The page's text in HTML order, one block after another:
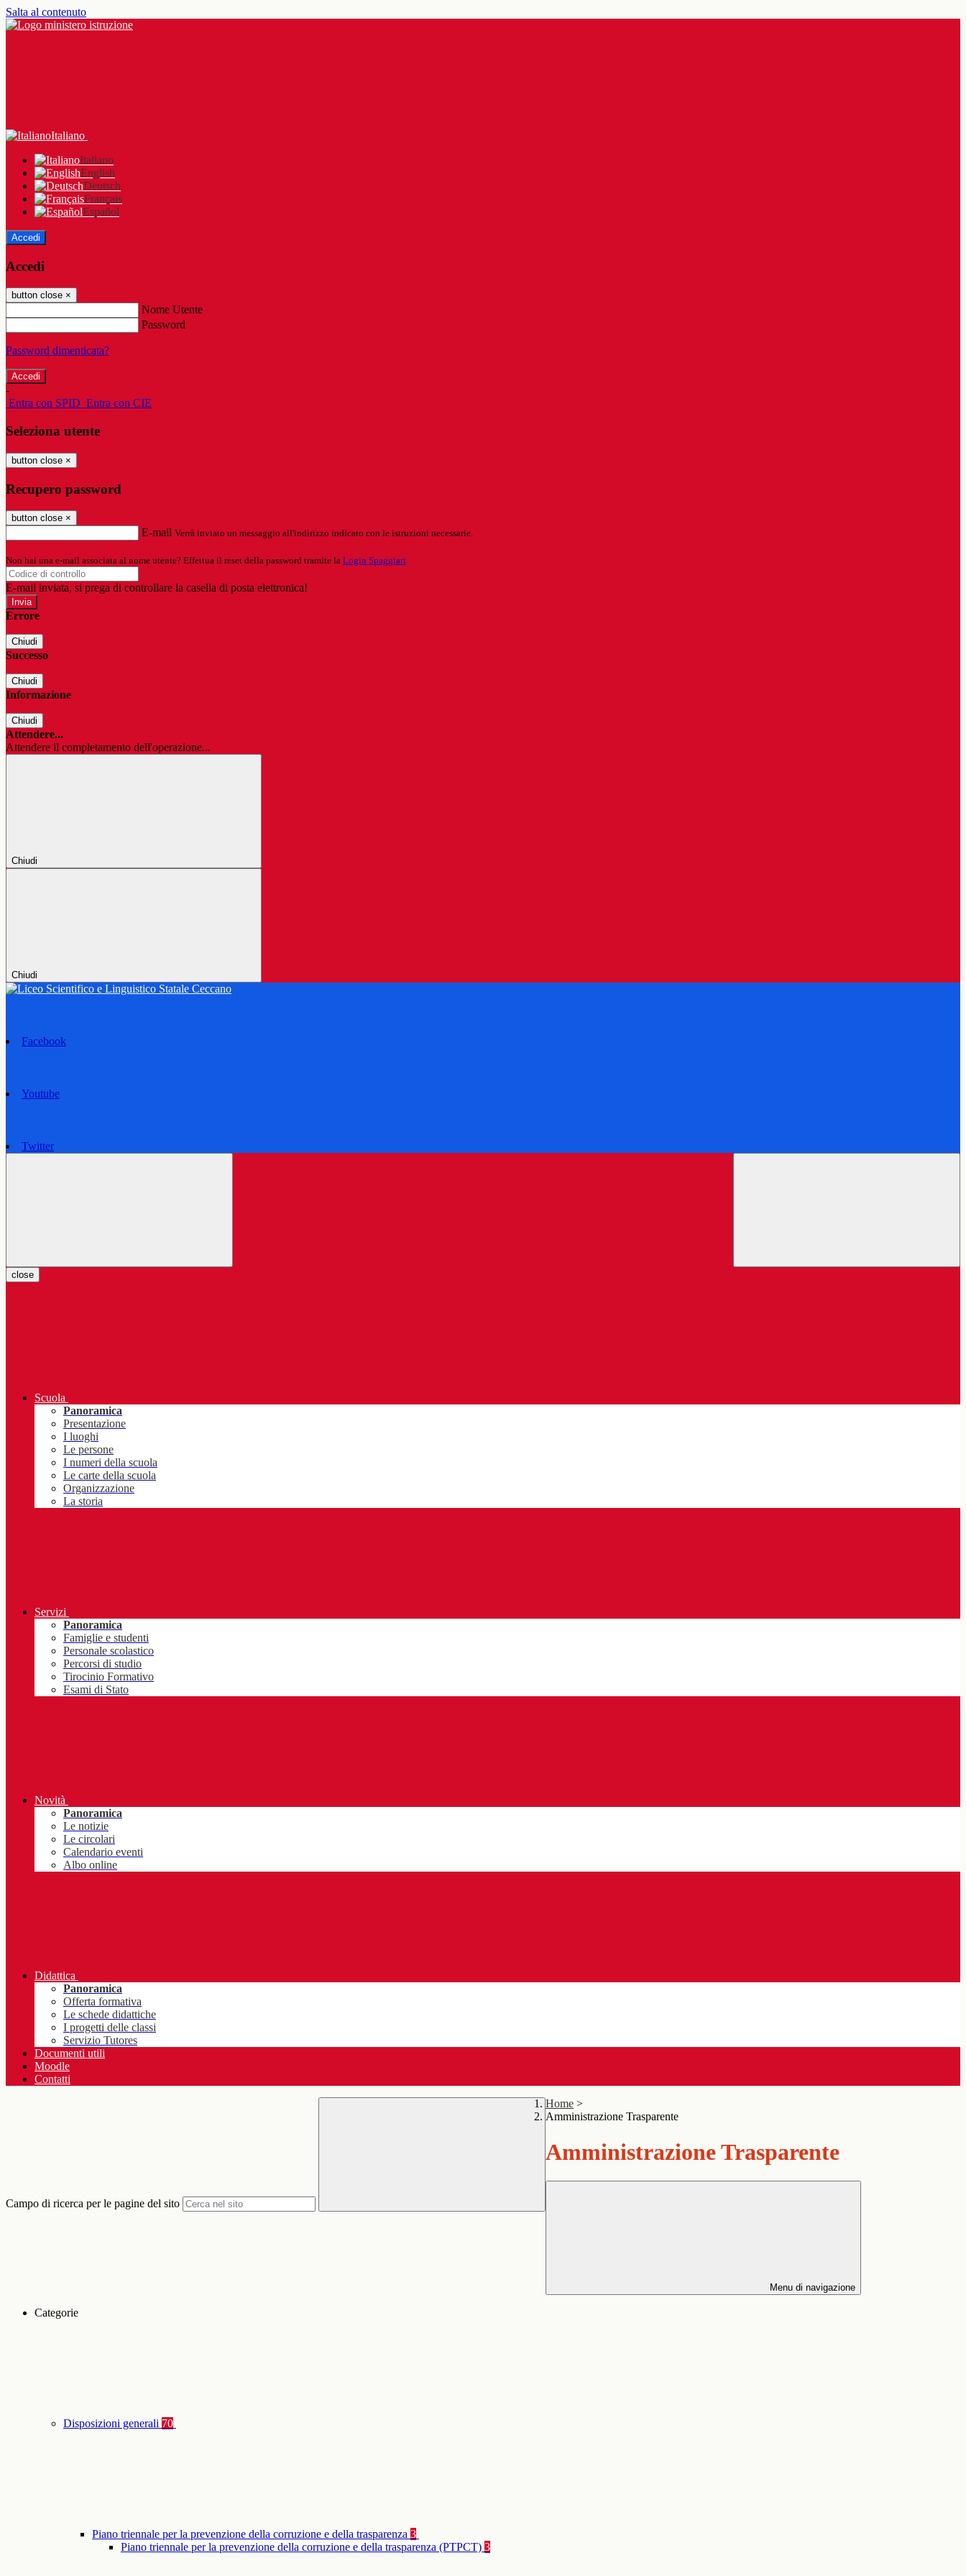
Salta al contenuto
Italiano
Italiano
English
Deutsch
Français
Español
Accedi
Accedi
button close ×
Nome Utente
Password
Password dimenticata?
-
Entra con SPID Entra con CIE
Seleziona utente
button close ×
Recupero password
button close ×
E-mail Verrà inviato un messaggio all'indirizzo indicato con le istruzioni necessarie.
Non hai una e-mail associata al nome utente? Effettua il reset della password tramite la Login Spaggiari
E-mail inviata, si prega di controllare la casella di posta elettronica!
Errore
Chiudi
Successo
Chiudi
Informazione
Chiudi
Attendere...
Attendere il completamento dell'operazione...
Chiudi
Chiudi
Facebook
Youtube
Twitter
close
Scuola
Panoramica
Presentazione
I luoghi
Le persone
I numeri della scuola
Le carte della scuola
Organizzazione
La storia
Servizi
Panoramica
Famiglie e studenti
Personale scolastico
Percorsi di studio
Tirocinio Formativo
Esami di Stato
Novità
Panoramica
Le notizie
Le circolari
Calendario eventi
Albo online
Didattica
Panoramica
Offerta formativa
Le schede didattiche
I progetti delle classi
Servizio Tutores
Documenti utili
Moodle
Contatti
Campo di ricerca per le pagine del sito
Home >
Amministrazione Trasparente
Amministrazione Trasparente
Menu di navigazione
Categorie
Disposizioni generali 70
Piano triennale per la prevenzione della corruzione e della trasparenza 3
Piano triennale per la prevenzione della corruzione e della trasparenza (PTPCT) 3